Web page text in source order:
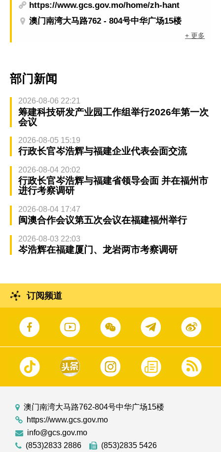
https://www.gcs.gov.mo/home/zh-hant
澳门南湾大马路762 - 804号中华广场15楼
+ 更多
部门新闻
2026-08-06 22:21
筹建科技研发产业园工作组举行2026年第一次
会议
2026-08-05 15:19
行政长官岑浩辉与福建企业代表会面交流
2026-08-04 20:02
行政长官岑浩辉与福建省领导会面 并在福州市
进行考察调研
2026-08-04 17:47
闽澳合作会议第五次会议在福建福州举行
2026-08-03 22:03
岑浩辉在福建厦门、龙岩两市考察调研
订阅频道
澳门南湾大马路762-804号中华广场15楼
https://www.gcs.gov.mo
info@gcs.gov.mo
(853)2833 2886
(853)2835 5426